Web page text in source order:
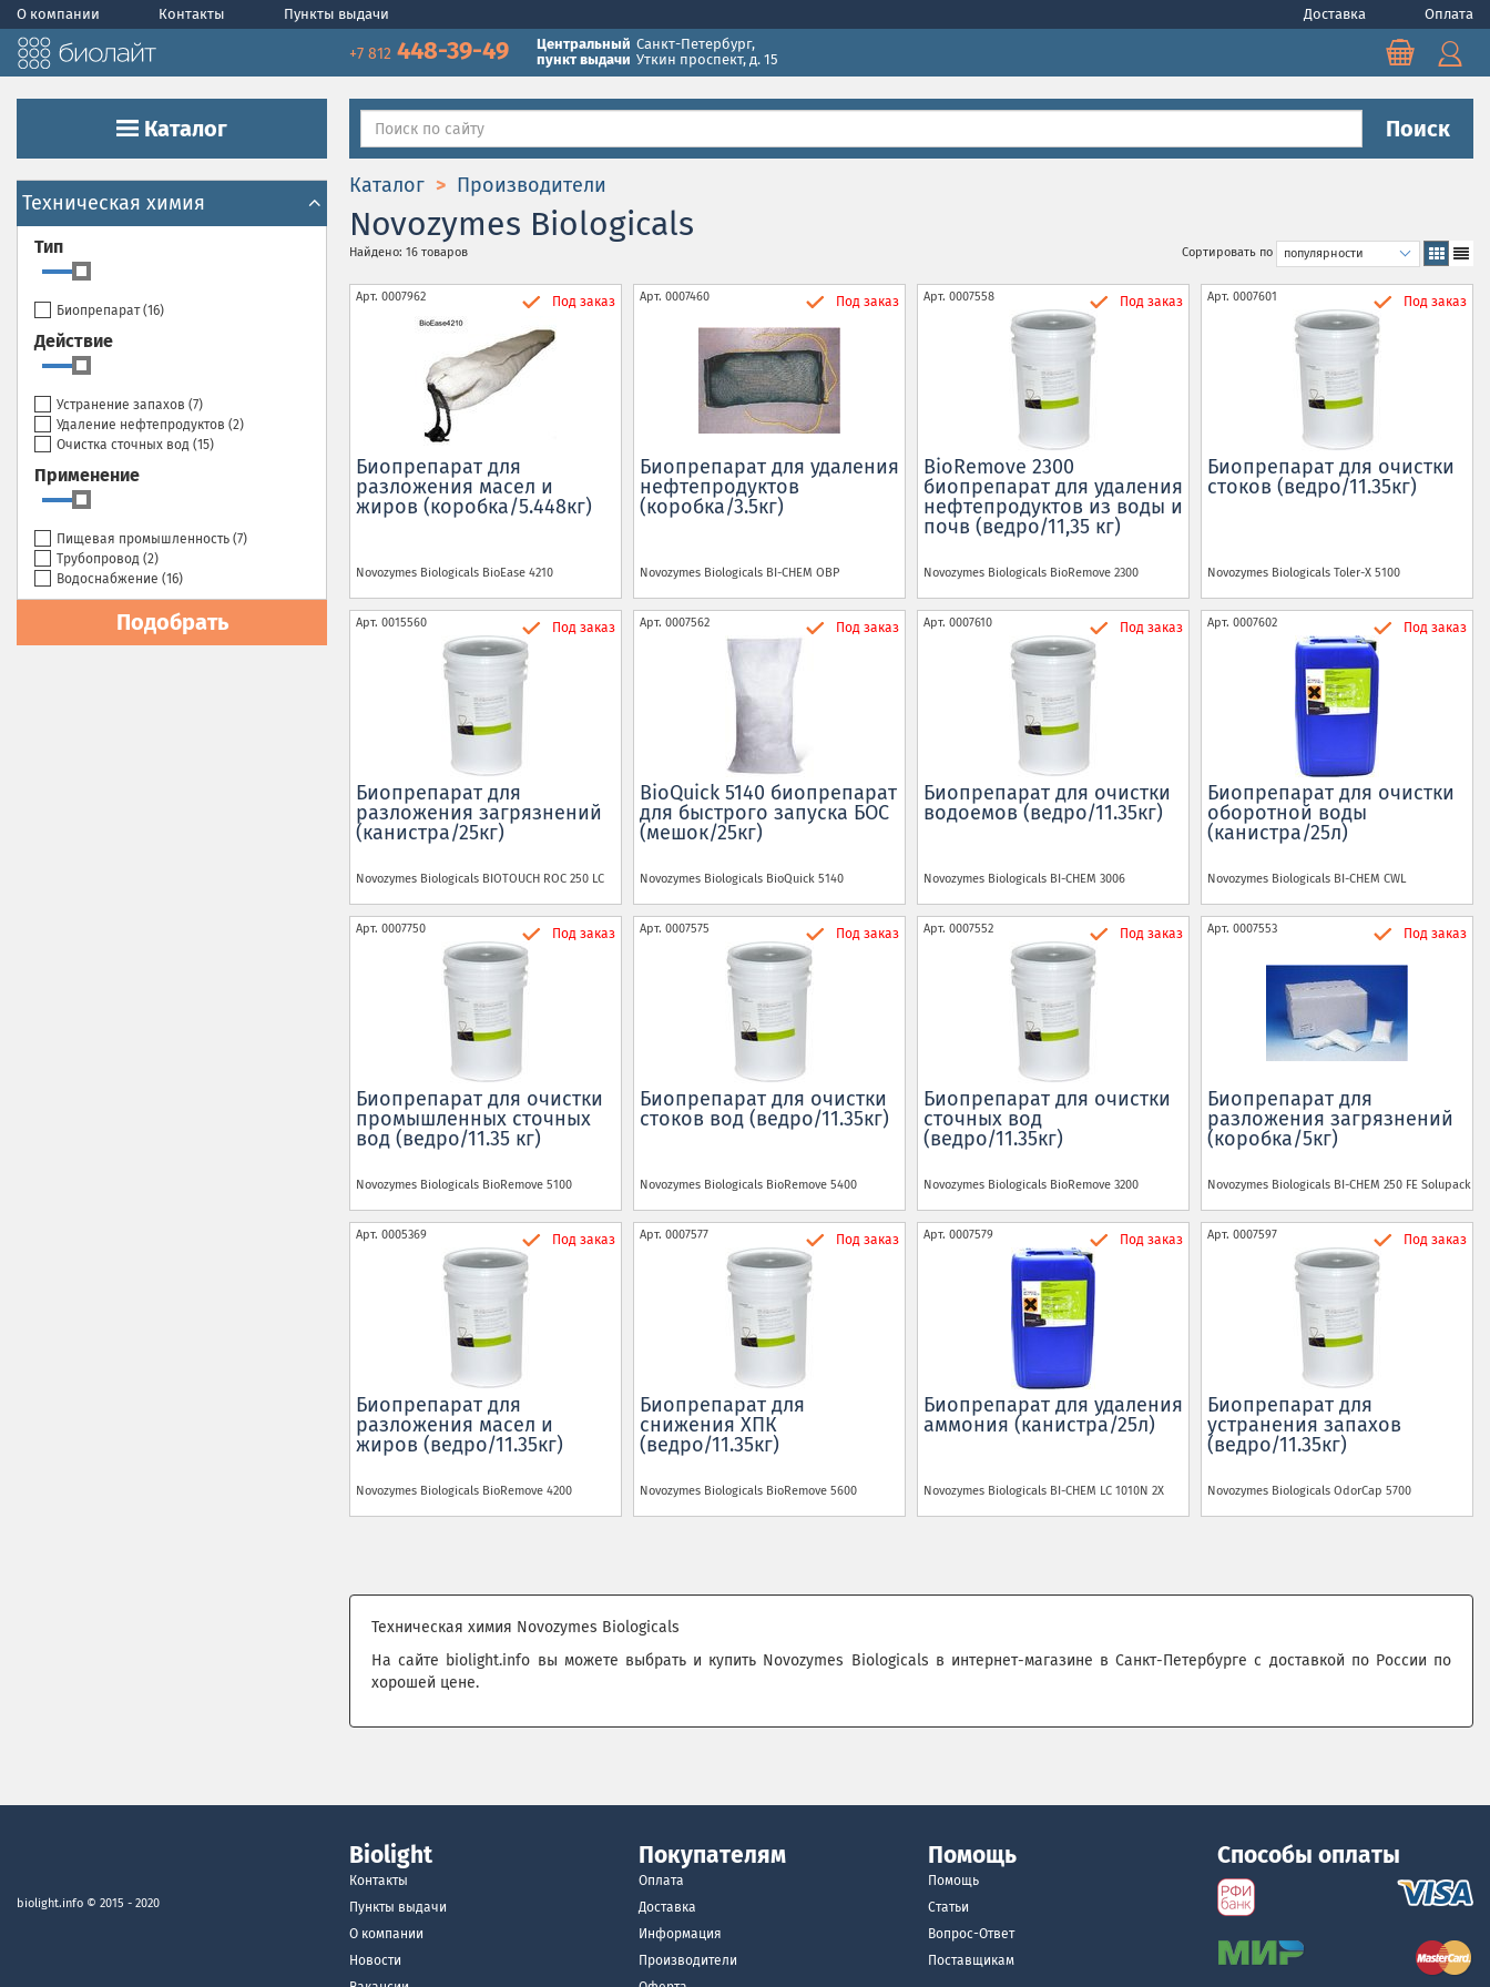
О компании Контакты Пункты выдачи Доставка Оплата
+7 812 448-39-49
Центральный
пункт выдачи
Санкт-Петербург,
Уткин проспект, д. 15
Каталог Поиск
Техническая химия
Тип
Биопрепарат (16)
Действие
Устранение запахов (7)
Удаление нефтепродуктов (2)
Очистка сточных вод (15)
Применение
Пищевая промышленность (7)
Трубопровод (2)
Водоснабжение (16)
Подобрать
Каталог Производители
Novozymes Biologicals
Сортировать по
Найдено: 16 товаров
Арт. 0007962 Под заказ
Биопрепарат для
разложения масел и
жиров (коробка/5.448кг)
Novozymes Biologicals BioEase 4210
Арт. 0007460 Под заказ
Биопрепарат для удаления
нефтепродуктов
(коробка/3.5кг)
Novozymes Biologicals BI-CHEM OBP
Арт. 0007558 Под заказ
BioRemove 2300
биопрепарат для удаления
нефтепродуктов из воды и
почв (ведро/11,35 кг)
Novozymes Biologicals BioRemove 2300
Арт. 0007601 Под заказ
Биопрепарат для очистки
стоков (ведро/11.35кг)
Novozymes Biologicals Toler-X 5100
Арт. 0015560 Под заказ
Биопрепарат для
разложения загрязнений
(канистра/25кг)
Novozymes Biologicals BIOTOUCH ROC 250 LC
Арт. 0007562 Под заказ
BioQuick 5140 биопрепарат
для быстрого запуска БОС
(мешок/25кг)
Novozymes Biologicals BioQuick 5140
Арт. 0007610 Под заказ
Биопрепарат для очистки
водоемов (ведро/11.35кг)
Novozymes Biologicals BI-CHEM 3006
Арт. 0007602 Под заказ
Биопрепарат для очистки
оборотной воды
(канистра/25л)
Novozymes Biologicals BI-CHEM СWL
Арт. 0007750 Под заказ
Биопрепарат для очистки
промышленных сточных
вод (ведро/11.35 кг)
Novozymes Biologicals BioRemove 5100
Арт. 0007575 Под заказ
Биопрепарат для очистки
стоков вод (ведро/11.35кг)
Novozymes Biologicals BioRemove 5400
Арт. 0007552 Под заказ
Биопрепарат для очистки
сточных вод
(ведро/11.35кг)
Novozymes Biologicals BioRemove 3200
Арт. 0007553 Под заказ
Биопрепарат для
разложения загрязнений
(коробка/5кг)
Novozymes Biologicals BI-CHEM 250 FE Solupack
Арт. 0005369 Под заказ
Биопрепарат для
разложения масел и
жиров (ведро/11.35кг)
Novozymes Biologicals BioRemove 4200
Арт. 0007577 Под заказ
Биопрепарат для
снижения ХПК
(ведро/11.35кг)
Novozymes Biologicals BioRemove 5600
Арт. 0007579 Под заказ
Биопрепарат для удаления
аммония (канистра/25л)
Novozymes Biologicals BI-CHEM LC 1010N 2Х
Арт. 0007597 Под заказ
Биопрепарат для
устранения запахов
(ведро/11.35кг)
Novozymes Biologicals OdorCap 5700
Техническая химия Novozymes Biologicals
На сайте biolight.info вы можете выбрать и купить Novozymes Biologicals в интернет-магазине в Санкт-Петербурге с доставкой по России по
хорошей цене.
biolight.info © 2015 - 2020
Biolight
Контакты
Пункты выдачи
О компании
Новости
Покупателям
Оплата
Доставка
Информация
Производители
Помощь
Помощь
Статьи
Вопрос-Ответ
Поставщикам
Способы оплаты